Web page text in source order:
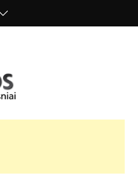
nuomonės